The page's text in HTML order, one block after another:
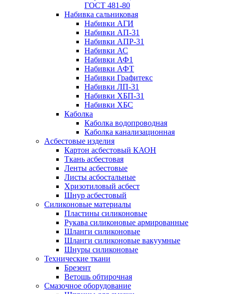
ГОСТ 481-80
Набивка сальниковая
Набивки АГИ
Набивки АП-31
Набивки АПР-31
Набивки АС
Набивки АФ1
Набивки АФТ
Набивки Графитекс
Набивки ЛП-31
Набивки ХБП-31
Набивки ХБС
Каболка
Каболка водопроводная
Каболка канализационная
Асбестовые изделия
Картон асбестовый КАОН
Ткань асбестовая
Ленты асбестовые
Листы асбостальные
Хризотиловый асбеcт
Шнур асбестовый
Силиконовые материалы
Пластины силиконовые
Рукава силиконовые армированные
Шланги силиконовые
Шланги силиконовые вакуумные
Шнуры силиконовые
Технические ткани
Брезент
Ветошь обтирочная
Смазочное оборудование